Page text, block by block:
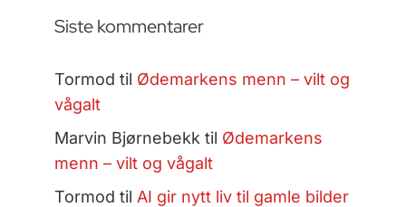
Siste kommentarer
Tormod til Ødemarkens menn – vilt og
vågalt
Marvin Bjørnebekk til Ødemarkens
menn – vilt og vågalt
Tormod til AI gir nytt liv til gamle bilder